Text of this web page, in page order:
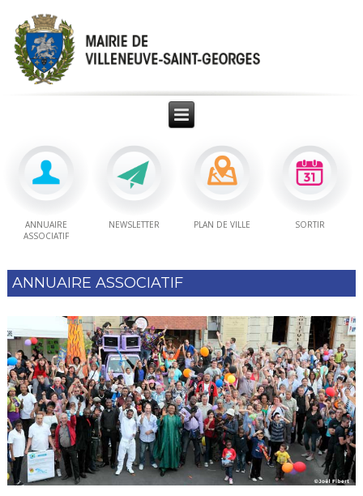
ANNUAIRE
ASSOCIATIF
NEWSLETTER PLAN DE VILLE SORTIR
ANNUAIRE ASSOCIATIF